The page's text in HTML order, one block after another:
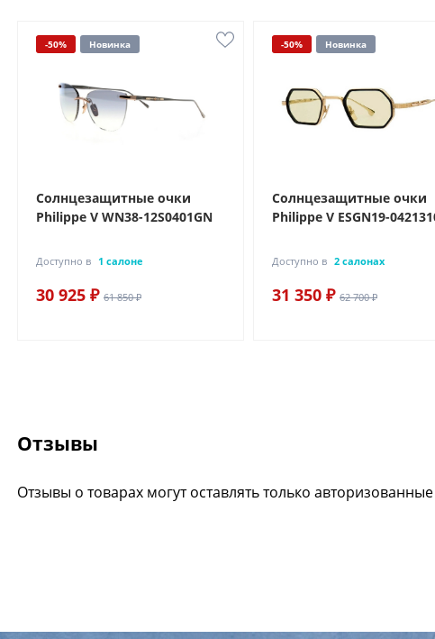
-50% Новинка
Солнцезащитные очки
Philippe V WN38-12S0401GN
Доступно в 1 салоне
30 925 ₽ 61 850 ₽
-50% Новинка
Солнцезащитные очки
Philippe V ESGN19-
Доступно в 2 салонах
31 350 ₽ 62 700 ₽
Отзывы
Отзывы о товарах могут оставлять только